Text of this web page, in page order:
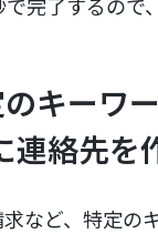
キーワ
絡先を
など、特定の